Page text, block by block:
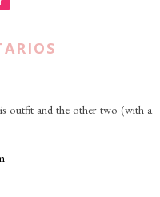
outfit and the other two (with a